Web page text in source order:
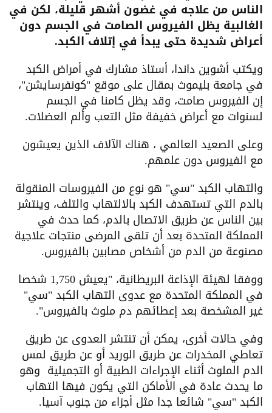
الناس من علاجه في غضون أشهر قليلة، لكن في
الغالبية يظل الفيروس الصامت في الجسم دون
أعراض شديدة حتى يبدأ في إتلاف الكبد.
ويكتب أشوين داندا، أستاذ مشارك في أمراض الكبد
في جامعة بليموث بمقال على موقع "كونفرسايشن"،
إن الفيروس صامت، وقد يظل كامنا في الجسم
لسنوات مع أعراض خفيفة مثل التعب وألم العضلات.
وعلى الصعيد العالمي ، هناك الآلاف الذين يعيشون
مع الفيروس دون علمهم.
والتهاب الكبد "سي" هو نوع من الفيروسات المنقولة
بالدم التي تستهدف الكبد بالالتهاب والتلف، وينتشر
بين الناس عن طريق الاتصال بالدم، كما حدث في
المملكة المتحدة بعد أن تلقى المرضى منتجات علاجية
مصنوعة من الدم من أشخاص مصابين بالفيروس.
ووفقا لهيئة الإذاعة البريطانية، "يعيش 1,750 شخصا
في المملكة المتحدة مع عدوى التهاب الكبد "سي"
غير المشخصة بعد إعطائهم دم ملوث بالفيروس".
وفي حالات أخرى، يمكن أن تنتشر العدوى عن طريق
تعاطي المخدرات عن طريق الوريد أو عن طريق لمس
الدم الملوث أثناء الإجراءات الطبية أو التجميلية وهو
ما يحدث عادة في الأماكن التي يكون فيها التهاب
الكبد "سي" شائعا جدا مثل أجزاء من جنوب آسيا.